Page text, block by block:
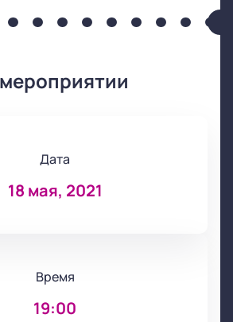
Дата
18 мая, 2021
Время
19:00